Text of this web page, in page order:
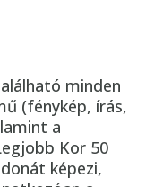
minden
(fénykép, írás,
a
Kor 50
képezi,